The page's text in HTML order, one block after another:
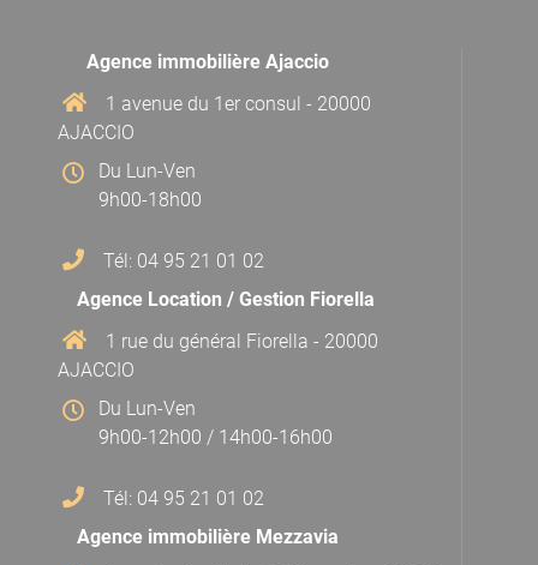
Agence immobilière Ajaccio
1 avenue du 1er consul - 20000
AJACCIO
Du Lun-Ven
9h00-18h00
Tél: 04 95 21 01 02
Agence Location / Gestion Fiorella
1 rue du général Fiorella - 20000
AJACCIO
Du Lun-Ven
9h00-12h00 / 14h00-16h00
Tél: 04 95 21 01 02
Agence immobilière Mezzavia